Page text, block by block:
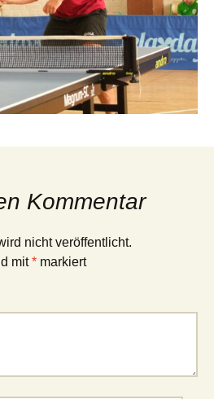
Kommentar
nicht veröffentlicht.
mit* markiert